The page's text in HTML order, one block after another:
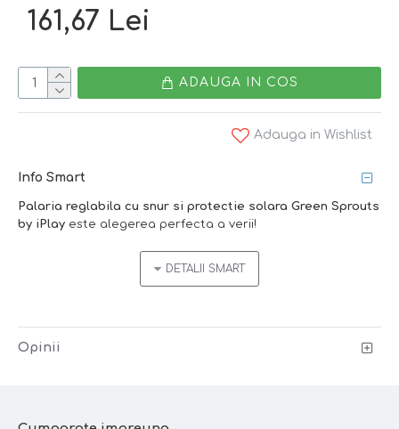
161,67 Lei
ADAUGA IN COS
Adauga in Wishlist
Info Smart
Palaria reglabila cu snur si protectie solara Green Sprouts
by iPlay este alegerea perfecta a verii!
Opinii